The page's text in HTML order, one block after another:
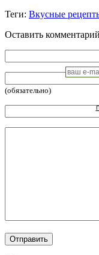
Теги: Вкусные
Оставить комментарий
(обязательно)